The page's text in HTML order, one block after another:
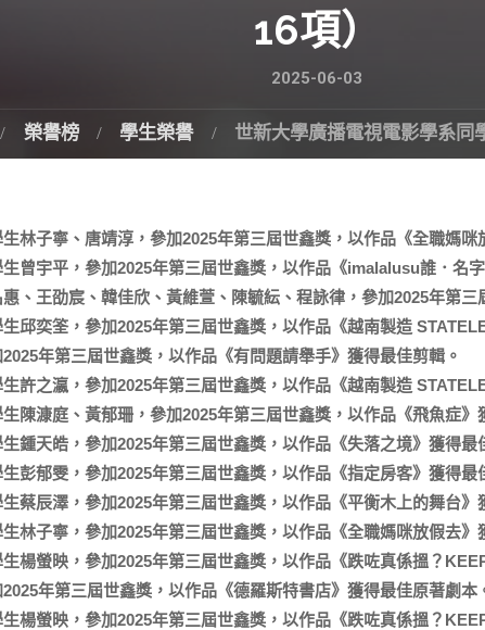
16項）
2025-06-03
榮譽榜 學生榮譽 世新大學廣播電視電影學系同
林子寧、唐靖淳，參加2025年第三屆世鑫獎，以作品《全職媽咪
曾宇平，參加2025年第三屆世鑫獎，以作品《imalalusu誰．名
、王劭宸、韓佳欣、黃維萱、陳毓紜、程詠律，參加2025年第
邱奕筌，參加2025年第三屆世鑫獎，以作品《越南製造
年第三屆世鑫獎，以作品《有問題請舉手》獲得最佳剪輯。
許之瀛，參加2025年第三屆世鑫獎，以作品《越南製造
陳漮庭、黃郁珊，參加2025年第三屆世鑫獎，以作品《飛魚症》
鍾天皓，參加2025年第三屆世鑫獎，以作品《失落之境》獲得最
彭郁雯，參加2025年第三屆世鑫獎，以作品《指定房客》獲得最
蔡辰澤，參加2025年第三屆世鑫獎，以作品《平衡木上的舞台》
林子寧，參加2025年第三屆世鑫獎，以作品《全職媽咪放假去》
楊螢映，參加2025年第三屆世鑫獎，以作品《跌咗真係搵？
年第三屆世鑫獎，以作品《德羅斯特書店》獲得最佳原著劇本
楊螢映，參加2025年第三屆世鑫獎，以作品《跌咗真係搵？